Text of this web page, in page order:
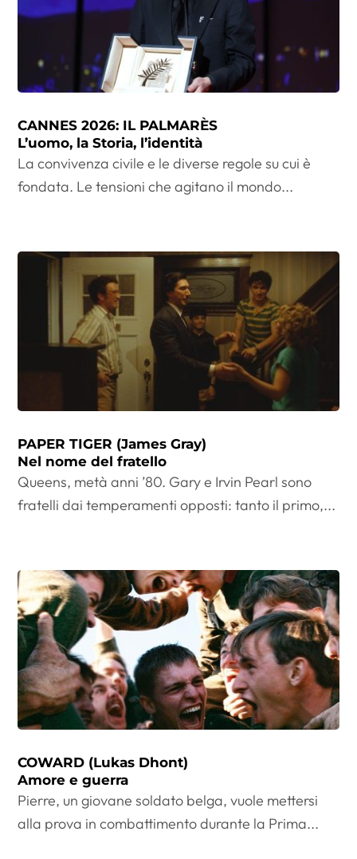
CANNES 2026: IL PALMARÈS
L’uomo, la Storia, l’identità
La convivenza civile e le diverse regole su cui è
fondata. Le tensioni che agitano il mondo...
PAPER TIGER (James Gray)
Nel nome del fratello
Queens, metà anni ’80. Gary e Irvin Pearl sono
fratelli dai temperamenti opposti: tanto il primo,...
COWARD (Lukas Dhont)
Amore e guerra
Pierre, un giovane soldato belga, vuole mettersi
alla prova in combattimento durante la Prima...